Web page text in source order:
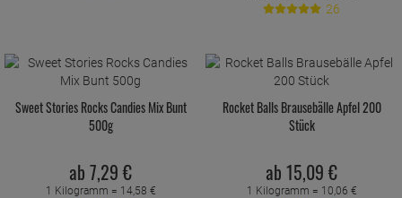
26
Sweet Stories Rocks Candies Mix Bunt
500g
ab 7,29 €
1 Kilogramm = 14,58 €
Rocket Balls Brausebälle Apfel 200
Stück
ab 15,09 €
1 Kilogramm = 10,06 €